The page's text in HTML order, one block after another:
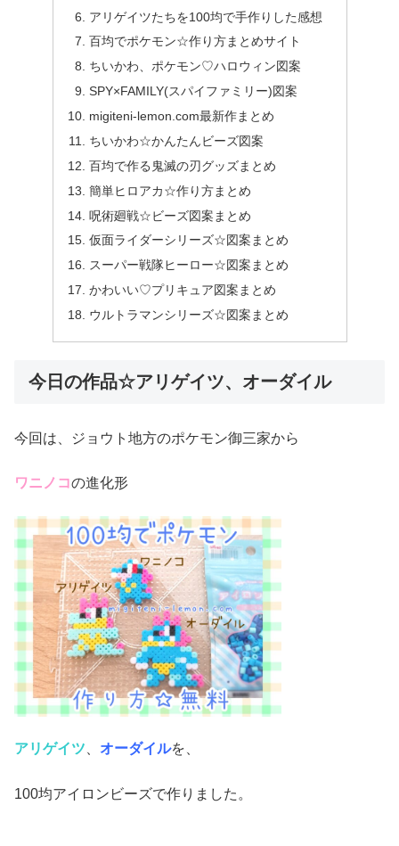
アリゲイツたちを100均で手作りした感想
百均でポケモン☆作り方まとめサイト
ちいかわ、ポケモン♡ハロウィン図案
SPY×FAMILY(スパイファミリー)図案
migiteni-lemon.com最新作まとめ
ちいかわ☆かんたんビーズ図案
百均で作る鬼滅の刃グッズまとめ
簡単ヒロアカ☆作り方まとめ
呪術廻戦☆ビーズ図案まとめ
仮面ライダーシリーズ☆図案まとめ
スーパー戦隊ヒーロー☆図案まとめ
かわいい♡プリキュア図案まとめ
ウルトラマンシリーズ☆図案まとめ
今日の作品☆アリゲイツ、オーダイル
今回は、ジョウト地方のポケモン御三家から
ワニノコの進化形
アリゲイツ オーダイルを、
100均アイロンビーズで作りました。